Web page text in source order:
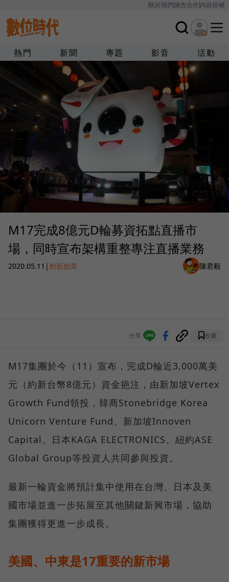
關於我們廣告合作內容授權
熱門 新聞 專題 影音 活動
M17完成8億元D輪募資拓點直播市
場，同時宣布架構重整專注直播業務
2020.05.11 |創新創業 陳君毅
分享 收藏
M17集團於今（11）宣布，完成D輪近3,000萬美
元（約新台幣8億元）資金挹注，由新加坡Vertex
Growth Fund領投，韓商Stonebridge Korea
Unicorn Venture Fund、新加坡Innoven
Capital、日本KAGA ELECTRONICS、紐約ASE
Global Group等投資人共同參與投資。
最新一輪資金將預計集中使用在台灣、日本及美
國市場並進一步拓展至其他關鍵新興市場，協助
集團獲得更進一步成長。
美國、中東是17重要的新市場